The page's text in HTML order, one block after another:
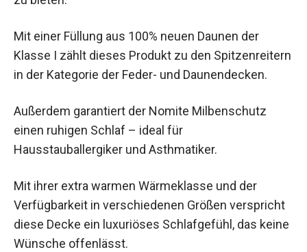
Mit einer Füllung aus 100% neuen Daunen der
Klasse I zählt dieses Produkt zu den Spitzenreitern
in der Kategorie der Feder- und Daunendecken.
Außerdem garantiert der Nomite Milbenschutz
einen ruhigen Schlaf – ideal für
Hausstauballergiker und Asthmatiker.
Mit ihrer extra warmen Wärmeklasse und der
Verfügbarkeit in verschiedenen Größen verspricht
diese Decke ein luxuriöses Schlafgefühl, das keine
Wünsche offenlässt.